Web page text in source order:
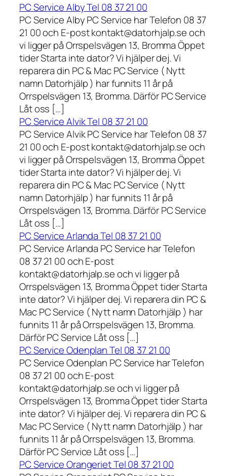
PC Service Alby Tel 08 37 21 00
PC Service Alby PC Service har Telefon 08 37
21 00 och E-post kontakt@datorhjalp.se och
vi ligger på Orrspelsvägen 13, Bromma Öppet
tider Starta inte dator? Vi hjälper dej. Vi
reparera din PC & Mac PC Service ( Nytt
namn Datorhjälp ) har funnits 11 år på
Orrspelsvägen 13, Bromma. Därför PC Service
Låt oss […]
PC Service Alvik Tel 08 37 21 00
PC Service Alvik PC Service har Telefon 08 37
21 00 och E-post kontakt@datorhjalp.se och
vi ligger på Orrspelsvägen 13, Bromma Öppet
tider Starta inte dator? Vi hjälper dej. Vi
reparera din PC & Mac PC Service ( Nytt
namn Datorhjälp ) har funnits 11 år på
Orrspelsvägen 13, Bromma. Därför PC Service
Låt oss […]
PC Service Arlanda Tel 08 37 21 00
PC Service Arlanda PC Service har Telefon
08 37 21 00 och E-post
kontakt@datorhjalp.se och vi ligger på
Orrspelsvägen 13, Bromma Öppet tider Starta
inte dator? Vi hjälper dej. Vi reparera din PC &
Mac PC Service ( Nytt namn Datorhjälp ) har
funnits 11 år på Orrspelsvägen 13, Bromma.
Därför PC Service Låt oss […]
PC Service Odenplan Tel 08 37 21 00
PC Service Odenplan PC Service har Telefon
08 37 21 00 och E-post
kontakt@datorhjalp.se och vi ligger på
Orrspelsvägen 13, Bromma Öppet tider Starta
inte dator? Vi hjälper dej. Vi reparera din PC &
Mac PC Service ( Nytt namn Datorhjälp ) har
funnits 11 år på Orrspelsvägen 13, Bromma.
Därför PC Service Låt oss […]
PC Service Orangeriet Tel 08 37 21 00